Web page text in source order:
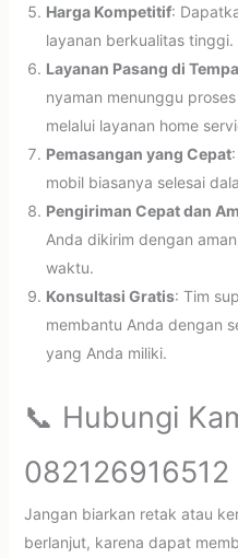
Harga Kompetitif:
layanan berkualitas tinggi.
Layanan Pasang di
nyaman menunggu
melalui layanan home
Pemasangan yang Cepat
mobil biasanya selesai
Pengiriman Cepat dan
Anda dikirim dengan
waktu.
Konsultasi Gratis: Tim
membantu Anda dengan
yang Anda miliki.
📞 Hubungi
082126916512
Jangan biarkan retak atau
berlanjut, karena dapat